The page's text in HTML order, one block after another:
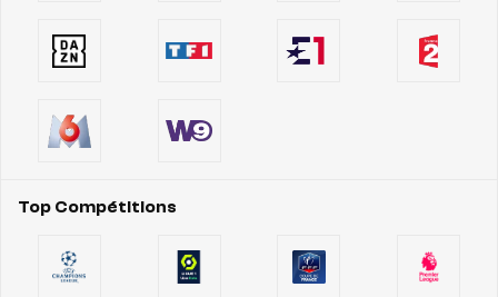
Top Compétitions